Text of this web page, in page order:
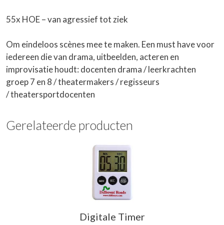
55x HOE – van agressief tot ziek
Om eindeloos scènes mee te maken. Een must have voor
iedereen die van drama, uitbeelden, acteren en
improvisatie houdt: docenten drama / leerkrachten
groep 7 en 8 / theatermakers / regisseurs
/ theatersportdocenten
Gerelateerde producten
Digitale Timer